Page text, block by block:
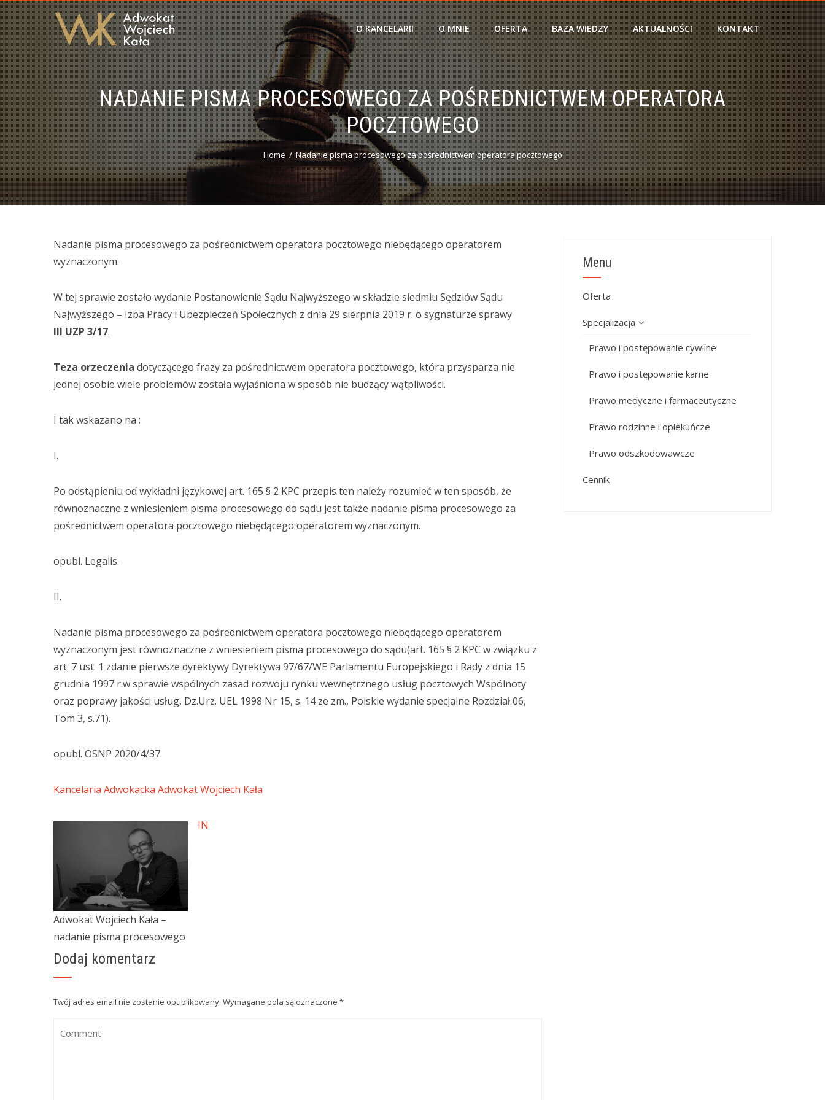
O KANCELARII O MNIE OFERTA BAZA WIEDZY AKTUALNOŚCI KONTAKT
NADANIE PISMA PROCESOWEGO ZA POŚREDNICTWEM OPERATORA
POCZTOWEGO
Home Nadanie pisma procesowego za pośrednictwem operatora pocztowego
Nadanie pisma procesowego za pośrednictwem operatora pocztowego niebędącego operatorem
wyznaczonym.
W tej sprawie zostało wydanie Postanowienie Sądu Najwyższego w składzie siedmiu Sędziów Sądu
Najwyższego – Izba Pracy i Ubezpieczeń Społecznych z dnia 29 sierpnia 2019 r. o sygnaturze sprawy
III UZP 3/17.
Teza orzeczenia dotyczącego frazy za pośrednictwem operatora pocztowego, która przysparza nie
jednej osobie wiele problemów została wyjaśniona w sposób nie budzący wątpliwości.
I tak wskazano na :
I.
Po odstąpieniu od wykładni językowej art. 165 § 2 KPC przepis ten należy rozumieć w ten sposób, że
równoznaczne z wniesieniem pisma procesowego do sądu jest także nadanie pisma procesowego za
pośrednictwem operatora pocztowego niebędącego operatorem wyznaczonym.
opubl. Legalis.
II.
Nadanie pisma procesowego za pośrednictwem operatora pocztowego niebędącego operatorem
wyznaczonym jest równoznaczne z wniesieniem pisma procesowego do sądu(art. 165 § 2 KPC w związku z
art. 7 ust. 1 zdanie pierwsze dyrektywy Dyrektywa 97/67/WE Parlamentu Europejskiego i Rady z dnia 15
grudnia 1997 r.w sprawie wspólnych zasad rozwoju rynku wewnętrznego usług pocztowych Wspólnoty
oraz poprawy jakości usług, Dz.Urz. UEL 1998 Nr 15, s. 14 ze zm., Polskie wydanie specjalne Rozdział 06,
Tom 3, s.71).
opubl. OSNP 2020/4/37.
Kancelaria Adwokacka Adwokat Wojciech Kała
Adwokat Wojciech Kała –
nadanie pisma procesowego
IN
Dodaj komentarz
Twój adres email nie zostanie opublikowany. Wymagane pola są oznaczone *
Menu
Oferta
Specjalizacja
Prawo i postępowanie cywilne
Prawo i postępowanie karne
Prawo medyczne i farmaceutyczne
Prawo rodzinne i opiekuńcze
Prawo odszkodowawcze
Cennik